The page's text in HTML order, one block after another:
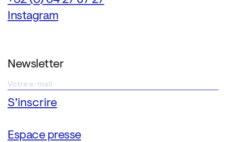
Instagram
Newsletter
Espace presse